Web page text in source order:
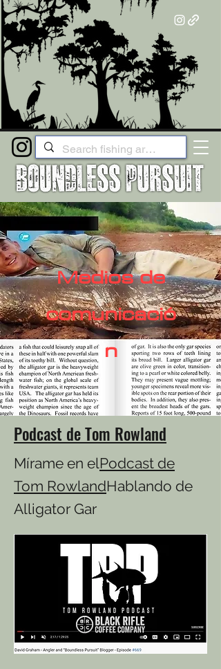
Medios de
comunicació
n
Podcast de Tom Rowland
Mírame en elPodcast de
Tom RowlandHablando de
Alligator Gar